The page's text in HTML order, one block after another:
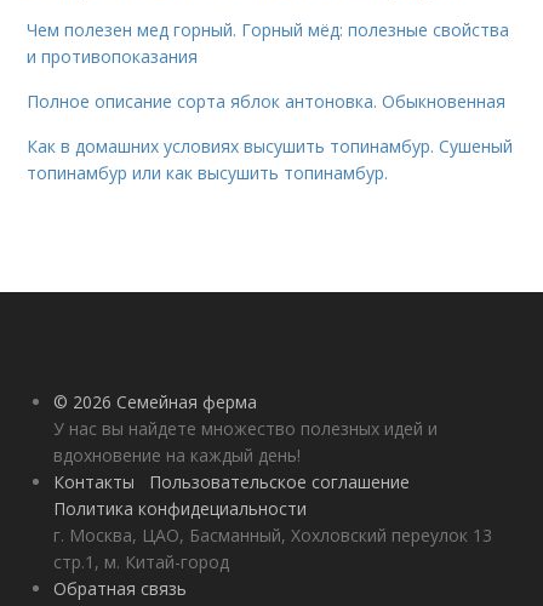
Чем полезен мед горный. Горный мёд: полезные свойства
и противопоказания
Полное описание сорта яблок антоновка. Обыкновенная
Как в домашних условиях высушить топинамбур. Сушеный
топинамбур или как высушить топинамбур.
© 2026 Семейная ферма
У нас вы найдете множество полезных идей и
вдохновение на каждый день!
Контакты
Пользовательское соглашение
Политика конфидециальности
г. Москва, ЦАО, Басманный, Хохловский переулок 13
стр.1, м. Китай-город
Обратная связь